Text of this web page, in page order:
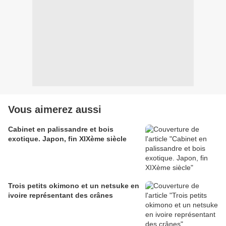
Vous aimerez aussi
Cabinet en palissandre et bois
exotique. Japon, fin XIXème siècle
Trois petits okimono et un netsuke en
ivoire représentant des crânes